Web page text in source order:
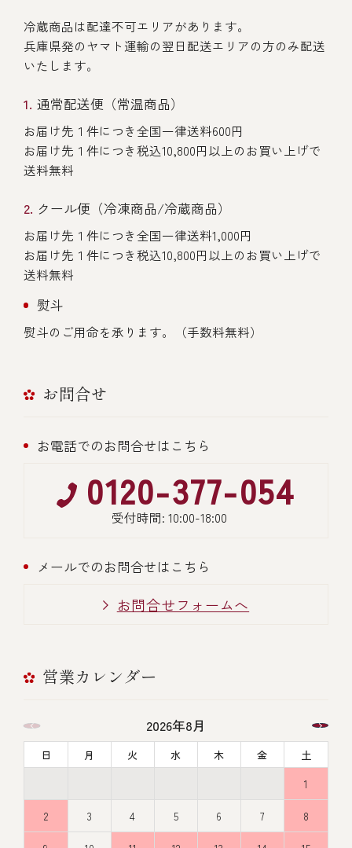
冷蔵商品は配達不可エリアがあります。
兵庫県発のヤマト運輸の翌日配送エリアの方のみ配送
いたします。
通常配送便（常温商品）
お届け先１件につき全国一律送料600円
お届け先１件につき税込10,800円以上のお買い上げで
送料無料
クール便（冷凍商品/冷蔵商品）
お届け先１件につき全国一律送料1,000円
お届け先１件につき税込10,800円以上のお買い上げで
送料無料
熨斗
熨斗のご用命を承ります。（手数料無料）
お問合せ
お電話でのお問合せはこちら
0120-377-054
受付時間: 10:00-18:00
メールでのお問合せはこちら
お問合せフォームへ
営業カレンダー
2026年8月
日 月 火 水 木 金
土
1
2 3 4 5 6 7 8